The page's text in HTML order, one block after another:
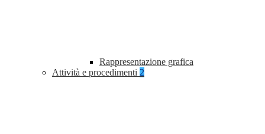
Rappresentazione grafica
Attività e procedimenti 2